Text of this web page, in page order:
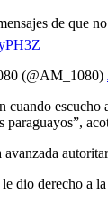
de que
(@AM_1080)
cuando
paraguayos”,
dio derecho a